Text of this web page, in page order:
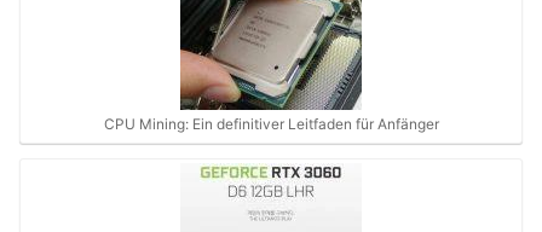
CPU Mining: Ein definitiver Leitfaden für Anfänger